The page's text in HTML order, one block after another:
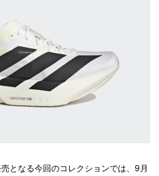
となる今回のコレクションでは、9月